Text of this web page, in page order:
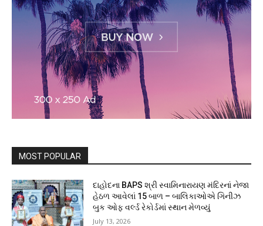
MOST POPULAR
દાહોદના BAPS શ્રી સ્વામિનારાયણ મંદિરનાં નેજા
હેઠળ આવેલાં 15 બાળ – બાલિકાઓએ ગિનીઝ
બુક ઓફ વર્લ્ડ રેકોર્ડમાં સ્થાન મેળવ્યું
July 13, 2026